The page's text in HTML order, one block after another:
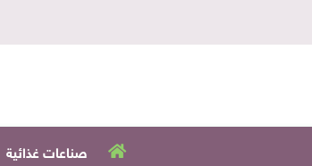
صناعات غذائية